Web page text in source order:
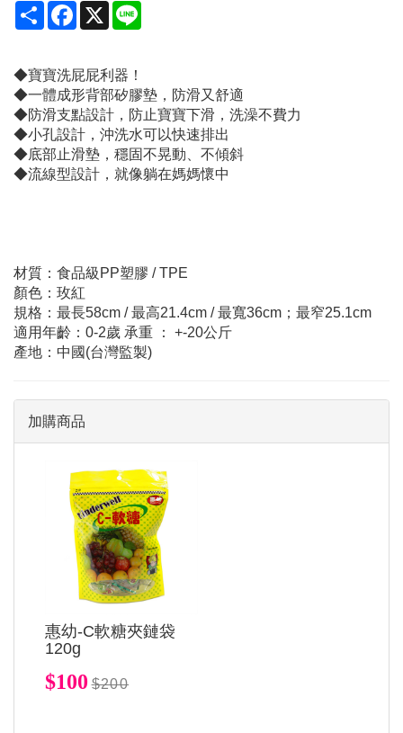
Share Facebook
X
◆寶寶洗屁屁利器！
◆一體成形背部矽膠墊，防滑又舒適
◆防滑支點設計，防止寶寶下滑，洗澡不費力
◆小孔設計，沖洗水可以快速排出
◆底部止滑墊，穩固不晃動、不傾斜
◆流線型設計，就像躺在媽媽懷中
材質：食品級PP塑膠 / TPE
顏色：玫紅
規格：最長58cm / 最高21.4cm / 最寬36cm；最窄25.1cm
適用年齡：0-2歲 承重 ： +-20公斤
產地：中國(台灣監製)
加購商品
惠幼-C軟糖夾鏈袋
120g
$100 $200